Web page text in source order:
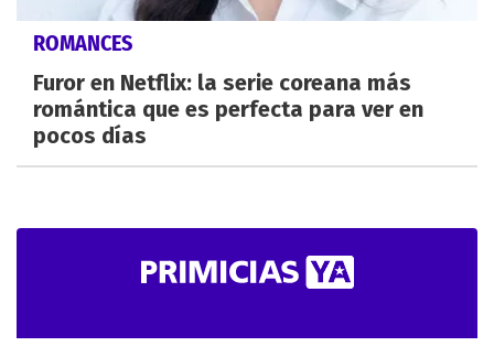
ROMANCES
Furor en Netflix: la serie coreana más
romántica que es perfecta para ver en
pocos días